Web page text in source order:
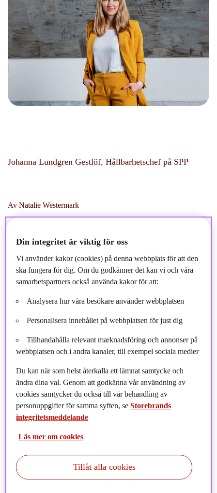
Johanna Lundgren Gestlöf, Hållbarhetschef på SPP
Av Natalie Westermark
pensionsverksamhet i Sverige. Kan du berätta hur en dag
Det är väldigt varierat, vilket är det som är roligt. Jag är ute och
pratar om hållbarhet, deltar i paneler och webinarier, eller
anställda någon gång varje vecka. Det kräver såklart att jag också
lägger en del tid på att säkra att vi har bra presentationsmaterial
läsa rapporter, eller lyssna på andras presentationer.
några dagar i veckan på kontoret och någon dag via Teams
hemifrån. Där pratar vi om hur vi ska utveckla SPP/Storebrands
hållbarhetserbjudande, öka hållbarheten i våra produkter och göra
det enklare för våra kunder att förstå vad hållbarhet betyder. Vi
pratar även om hur vi ska implementera de nya EU-kraven
läsande och rapportering.
Nu har du varit på plats i två år, vad har gjorde du innan du
började inom Storebrandkoncernen?
Din integritet är viktig för oss
Vi använder kakor (cookies) på denna webbplats för att den
ska fungera för dig. Om du godkänner det kan vi och våra
samarbetspartners också använda kakor för att:
Analysera hur våra besökare använder webbplatsen
Personalisera innehållet på webbplatsen för just dig
Tillhandahålla relevant marknadsföring och annonser på
webbplatsen och i andra kanaler, till exempel sociala medier
Du kan när som helst återkalla ett lämnat samtycke och
ändra dina val. Genom att godkänna vår användning av
cookies samtycker du också till vår behandling av
personuppgifter för samma syften, seStorebrands
integritetsmeddelande
Läs mer om cookies
Tillåt alla cookies